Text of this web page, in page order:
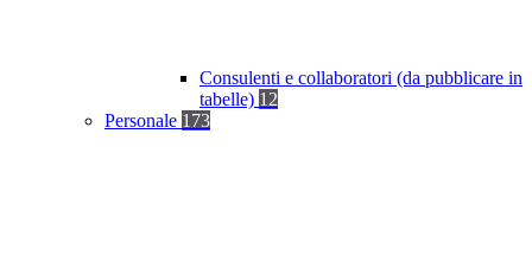
Consulenti e collaboratori (da pubblicare in
tabelle) 12
Personale 173